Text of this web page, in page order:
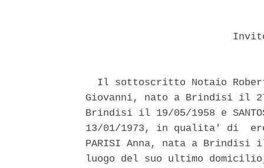
Il sottoscritto Notaio
Giovanni, nato a Brindisi il
Brindisi il 19/05/1958 e
13/01/1973, in qualita' di
PARISI Anna, nata a
luogo del suo ultimo